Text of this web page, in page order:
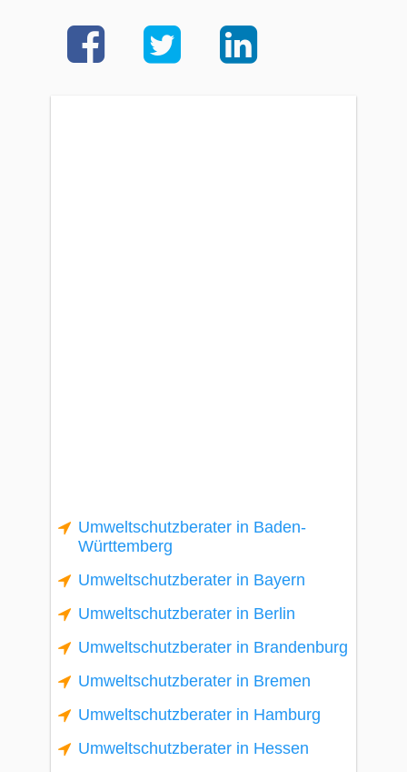
Umweltschutzberater in Baden-
Württemberg
Umweltschutzberater in Bayern
Umweltschutzberater in Berlin
Umweltschutzberater in Brandenburg
Umweltschutzberater in Bremen
Umweltschutzberater in Hamburg
Umweltschutzberater in Hessen